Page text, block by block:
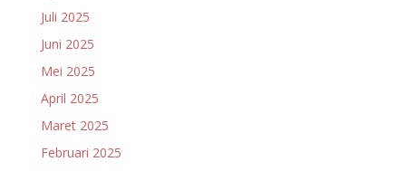
Juli 2025
Juni 2025
Mei 2025
April 2025
Maret 2025
Februari 2025